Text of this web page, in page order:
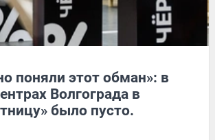
поняли этот обман»: в
Волгограда в
было пусто.